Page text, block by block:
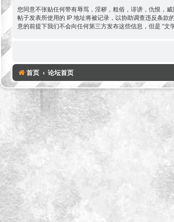
您同意不张贴任何带有辱骂，淫秽，粗俗，诽谤，仇恨，
帖子发表所使用的 IP 地址将被记录，以协助调查违反条款
意的前提下我们不会向任何第三方发布这些信息，但是 “
首页 论坛首页